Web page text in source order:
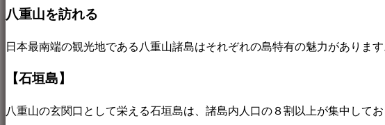
八重山を訪れる
日本最南端の観光地である八重山諸島はそれぞれの島特有の魅力がありま
【石垣島】
八重山の玄関口として栄える石垣島は、諸島内人口の８割以上が集中して